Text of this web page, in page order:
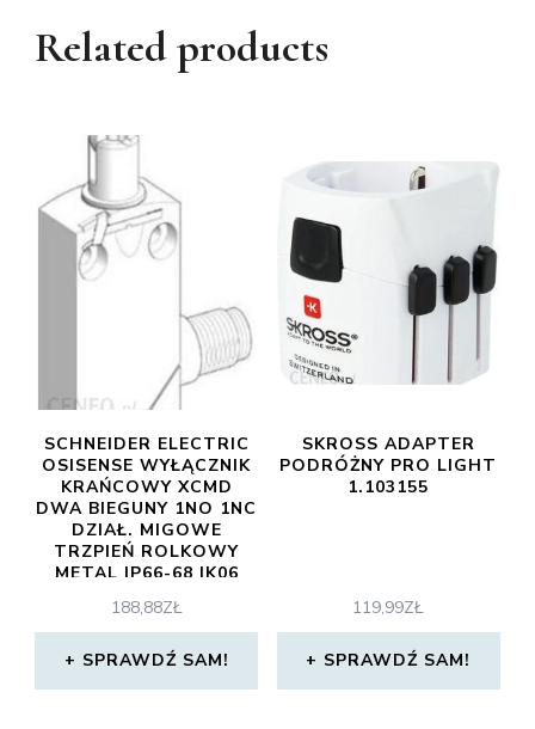
Related products
SCHNEIDER ELECTRIC
OSISENSE WYŁĄCZNIK
KRAŃCOWY XCMD
DWA BIEGUNY 1NO 1NC
DZIAŁ. MIGOWE
TRZPIEŃ ROLKOWY
METAL IP66-68 IK06
188,88ZŁ
SPRAWDŹ SAM!
SKROSS ADAPTER
PODRÓŻNY PRO LIGHT
1.103155
119,99ZŁ
SPRAWDŹ SAM!